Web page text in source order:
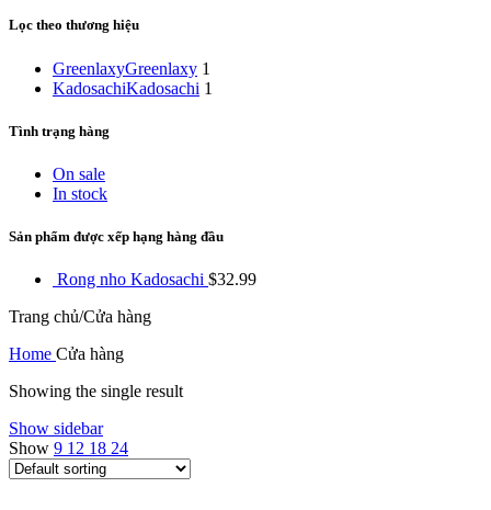
Lọc theo thương hiệu
GreenlaxyGreenlaxy 1
KadosachiKadosachi 1
Tình trạng hàng
On sale
In stock
Sản phẩm được xếp hạng hàng đầu
Rong nho Kadosachi $32.99
Trang chủ/Cửa hàng
Home Cửa hàng
Showing the single result
Show sidebar
Show 9 12 18 24